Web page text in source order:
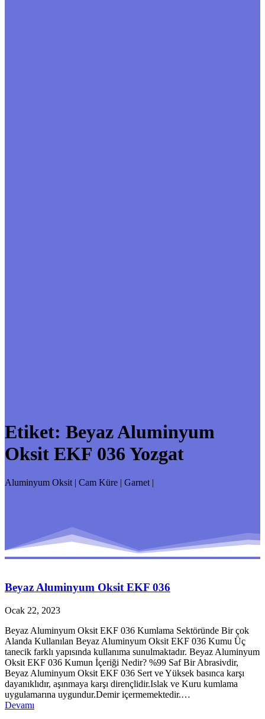
Etiket: Beyaz Aluminyum
Oksit EKF 036 Yozgat
Aluminyum Oksit | Cam Küre | Garnet |
Beyaz Aluminyum Oksit EKF 036
Ocak 22, 2023
Beyaz Aluminyum Oksit EKF 036 Kumlama Sektöründe Bir çok
Alanda Kullanılan Beyaz Aluminyum Oksit EKF 036 Kumu Üç
tanecik farklı yapısında kullanıma sunulmaktadır. Beyaz Aluminyum
Oksit EKF 036 Kumun İçeriği Nedir? %99 Saf Bir Abrasivdir,
Beyaz Aluminyum Oksit EKF 036 Sert ve Yüksek basınca karşı
dayanıklıdır, aşınmaya karşı dirençlidir.Islak ve Kuru kumlama
uygulamarına uygundur.Demir içermemektedir.…
Devamı